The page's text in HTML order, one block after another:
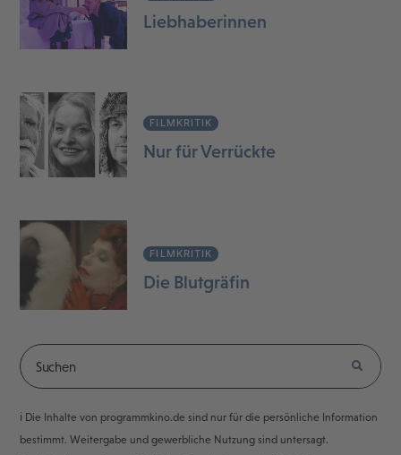
Liebhaberinnen
FILMKRITIK
Nur für Verrückte
FILMKRITIK
Die Blutgräfin
ℹ️ Die Inhalte von programmkino.de sind nur für die persönliche Information
bestimmt. Weitergabe und gewerbliche Nutzung sind untersagt.